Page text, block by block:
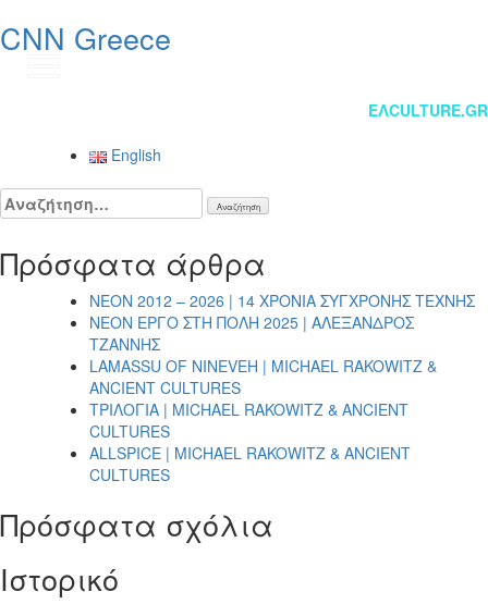
CNN Greece
άρθρων
ΕΛCULTURE.GR
English
Αναζήτηση
για:
Πρόσφατα άρθρα
NEON 2012 – 2026 | 14 ΧΡΟΝΙΑ ΣΥΓΧΡΟΝΗΣ ΤΕΧΝΗΣ
NEON ΕΡΓΟ ΣΤΗ ΠΟΛΗ 2025 | ΑΛΕΞΑΝΔΡΟΣ
ΤΖΑΝΝΗΣ
LAMASSU OF NINEVEH | MICHAEL RAKOWITZ &
ANCIENT CULTURES
ΤΡΙΛΟΓΙΑ | MICHAEL RAKOWITZ & ANCIENT
CULTURES
ALLSPICE | MICHAEL RAKOWITZ & ANCIENT
CULTURES
Πρόσφατα σχόλια
Ιστορικό